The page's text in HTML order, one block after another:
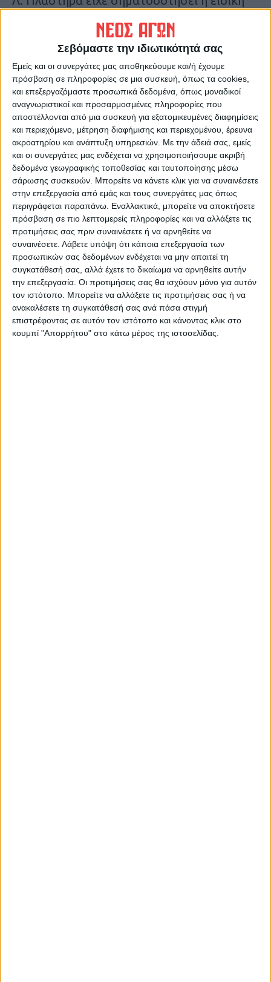
Σεβόμαστε την ιδιωτικότητά σας
Εμείς και οι συνεργάτες μας αποθηκεύουμε και/ή έχουμε
πρόσβαση σε πληροφορίες σε μια συσκευή, όπως τα cookies,
και επεξεργαζόμαστε προσωπικά δεδομένα, όπως μοναδικοί
αναγνωριστικοί και προσαρμοσμένες πληροφορίες που
αποστέλλονται από μια συσκευή για εξατομικευμένες διαφημίσεις
και περιεχόμενο, μέτρηση διαφήμισης και περιεχομένου, έρευνα
ακροατηρίου και ανάπτυξη υπηρεσιών. Με την άδειά σας, εμείς
και οι συνεργάτες μας ενδέχεται να χρησιμοποιήσουμε ακριβή
δεδομένα γεωγραφικής τοποθεσίας και ταυτοποίησης μέσω
σάρωσης συσκευών. Μπορείτε να κάνετε κλικ για να συναινέσετε
στην επεξεργασία από εμάς και τους συνεργάτες μας όπως
περιγράφεται παραπάνω. Εναλλακτικά, μπορείτε να αποκτήσετε
πρόσβαση σε πιο λεπτομερείς πληροφορίες και να αλλάξετε τις
προτιμήσεις σας πριν συναινέσετε ή να αρνηθείτε να
συναινέσετε. Λάβετε υπόψη ότι κάποια επεξεργασία των
προσωπικών σας δεδομένων ενδέχεται να μην απαιτεί τη
συγκατάθεσή σας, αλλά έχετε το δικαίωμα να αρνηθείτε αυτήν
την επεξεργασία. Οι προτιμήσεις σας θα ισχύουν μόνο για αυτόν
τον ιστότοπο. Μπορείτε να αλλάξετε τις προτιμήσεις σας ή να
ανακαλέσετε τη συγκατάθεσή σας ανά πάσα στιγμή
επιστρέφοντας σε αυτόν τον ιστότοπο και κάνοντας κλικ στο
κουμπί "Απορρήτου" στο κάτω μέρος της ιστοσελίδας.
περασμένο Μάρτιο.
Σκοπός του Προγράμματος Πολεοδομικών
Μεταρρυθμίσεων «Κωνσταντίνος Δοξιάδης»
είναι η ταχεία ολοκλήρωση του
πολεοδομικού σχεδιασμού για πάνω από το
70% της χώρας-όπου ο σχεδιασμός είτε δεν
υπάρχει, είτε είναι παρωχημένος- με
ασφάλεια δικαίου, προστατεύοντας
παράλληλα το φυσικό και πολιτιστικό
περιβάλλον καθώς και τη βιοποικιλότητα.
Με τις πλήρεις και σύγχρονες μελέτες ΤΠΣ
και ΕΠΣ θεσπίζονται χρήσεις γης, όροι
δόμησης, περιοχές προστασίας, περιοχές
ανάπτυξης παραγωγικών δραστηριοτήτων,
οριοθετήσεις ρεμάτων, περιοχές ειδικών
αστικών κινήτρων, δίκτυα μεταφορών και
κατασκευών. Ταυτόχρονα, προβλέπονται
μέτρα για την αντιμετώπιση της κλιματικής